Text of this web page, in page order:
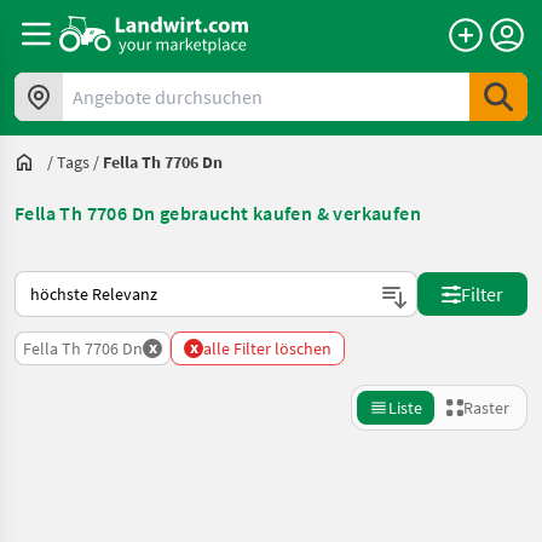
Angebote durchsuchen
/Tags / Fella Th 7706 Dn
Fella Th 7706 Dn gebraucht kaufen & verkaufen
So wird auf Landwirt.com sortiert
Filter
Fella Th 7706 Dn x x alle Filter löschen
Liste Raster